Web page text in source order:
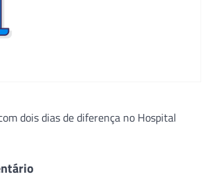
dois dias de diferença no Hospital